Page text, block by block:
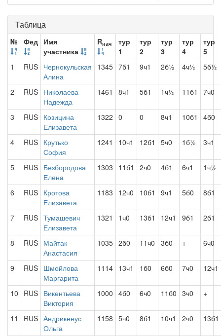
Таблица
№ Фед Имя
участника
Rнач
тур
1
тур
2
тур
3
тур
4
тур
5
1
RUS Чернокульская
Алина
1345 7б1 9ч1 2б½ 4ч½ 5б½
2 RUS Николаева
Надежда
1461 8ч1 5б1 1ч½ 11б1 7ч0
3 RUS Козицина
Елизавета
1322 0 0 8ч1 10б1 4б0
4 RUS Крутько
София
1241 10ч1 12б1 5ч0 1б½ 3ч1
5 RUS Безбородова
Елена
1303 11б1 2ч0 4б1 6ч1 1ч½
6 RUS Кротова
Елизавета
1183 12ч0 10б1 9ч1 5б0 8б1
7 RUS Тумашевич
Елизавета
1321 1ч0 13б1 12ч1 9б1 2б1
8 RUS Майтак
Анастасия
1035 2б0 11ч0 3б0 + 6ч0
9 RUS Шмойлова
Маргарита
1114 13ч1 1б0 6б0 7ч0 12ч1
10 RUS Викентьева
Виктория
1000 4б0 6ч0 11б0 3ч0 +
11 RUS Андрикенус
Ольга
1158 5ч0 8б1 10ч1 2ч0 13б1